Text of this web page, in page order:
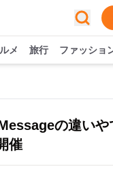
メ 旅行 ファッショ
の違いや
催